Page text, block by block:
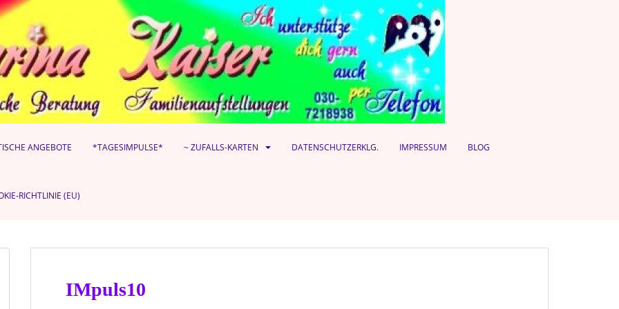
ANGEBOTE *TAGESIMPULSE* ~ ZUFALLS-KARTEN DATENSCHUTZERKLG. IMPRESSUM BLOG
RICHTLINIE (EU)
IMpuls10